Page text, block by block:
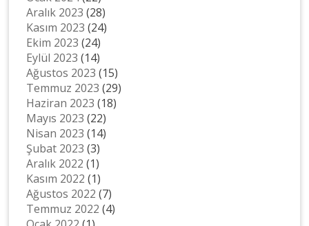
Aralık 2023 (28)
Kasım 2023 (24)
Ekim 2023 (24)
Eylül 2023 (14)
Ağustos 2023 (15)
Temmuz 2023 (29)
Haziran 2023 (18)
Mayıs 2023 (22)
Nisan 2023 (14)
Şubat 2023 (3)
Aralık 2022 (1)
Kasım 2022 (1)
Ağustos 2022 (7)
Temmuz 2022 (4)